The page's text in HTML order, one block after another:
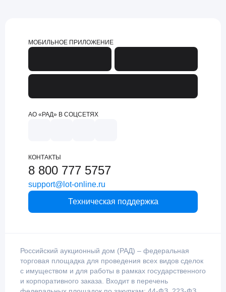
МОБИЛЬНОЕ ПРИЛОЖЕНИЕ
АО «РАД» В СОЦСЕТЯХ
КОНТАКТЫ
8 800 777 5757
support@lot-online.ru
Техническая поддержка
Российский аукционный дом (РАД) – федеральная
торговая площадка для проведения всех видов сделок
с имуществом и для работы в рамках государственного
и корпоративного заказа. Входит в перечень